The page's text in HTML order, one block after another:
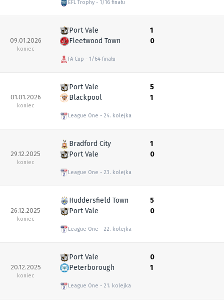
EFL Trophy 1/16 finału
09.01.2026
koniec
Port Vale
Fleetwood Town
FA Cup 1/64 finału
1
0
01.01.2026
koniec
Port Vale
Blackpool
League One 24. kolejka
5
1
29.12.2025
koniec
Bradford City
Port Vale
League One 23. kolejka
1
0
26.12.2025
koniec
Huddersfield Town
Port Vale
League One 22. kolejka
5
0
20.12.2025
koniec
Port Vale
Peterborough
League One 21. kolejka
0
1